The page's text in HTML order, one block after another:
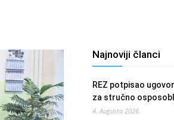
Najnoviji članci
REZ potpisao
za stručno
4. Augusta 2026.